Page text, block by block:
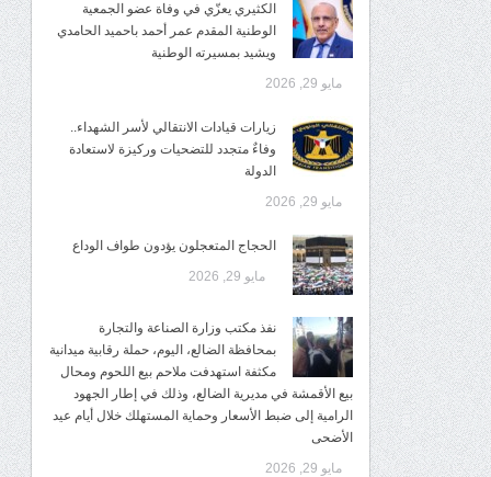
الكثيري يعزّي في وفاة عضو الجمعية
الوطنية المقدم عمر أحمد باحميد الحامدي
ويشيد بمسيرته الوطنية
مايو 29, 2026
زيارات قيادات الانتقالي لأسر الشهداء..
وفاءٌ متجدد للتضحيات وركيزة لاستعادة
الدولة
مايو 29, 2026
الحجاج المتعجلون يؤدون طواف الوداع
مايو 29, 2026
نفذ مكتب وزارة الصناعة والتجارة
بمحافظة الضالع، اليوم، حملة رقابية ميدانية
مكثفة استهدفت ملاحم بيع اللحوم ومحال
بيع الأقمشة في مديرية الضالع، وذلك في إطار الجهود
الرامية إلى ضبط الأسعار وحماية المستهلك خلال أيام عيد
الأضحى
مايو 29, 2026